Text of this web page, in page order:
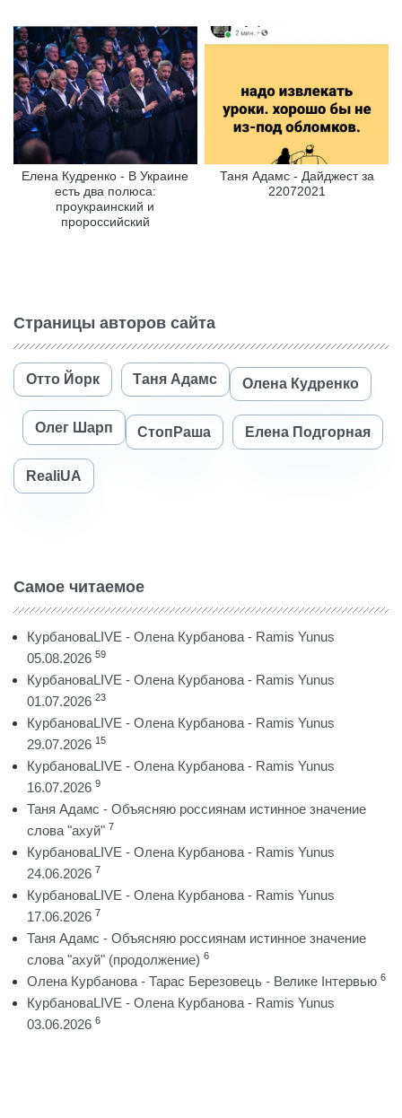
Елена Кудренко - В Украине
есть два полюса:
проукраинский и
пророссийский
Таня Адамс - Дайджест за
22072021
Страницы авторов сайта
Отто Йорк Таня Адамс Олена Кудренко
Олег Шарп СтопРаша Елена Подгорная
RealiUA
Самое читаемое
КурбановаLIVE - Олена Курбанова - Ramis Yunus
05.08.2026 59
КурбановаLIVE - Олена Курбанова - Ramis Yunus
01.07.2026 23
КурбановаLIVE - Олена Курбанова - Ramis Yunus
29.07.2026 15
КурбановаLIVE - Олена Курбанова - Ramis Yunus
16.07.2026 9
Таня Адамс - Объясняю россиянам истинное значение
слова "ахуй" 7
КурбановаLIVE - Олена Курбанова - Ramis Yunus
24.06.2026 7
КурбановаLIVE - Олена Курбанова - Ramis Yunus
17.06.2026 7
Таня Адамс - Объясняю россиянам истинное значение
слова "ахуй" (продолжение) 6
Олена Курбанова - Тарас Березовець - Велике Інтервью 6
КурбановаLIVE - Олена Курбанова - Ramis Yunus
03.06.2026 6